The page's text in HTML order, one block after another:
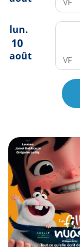
lun.
10
août VF